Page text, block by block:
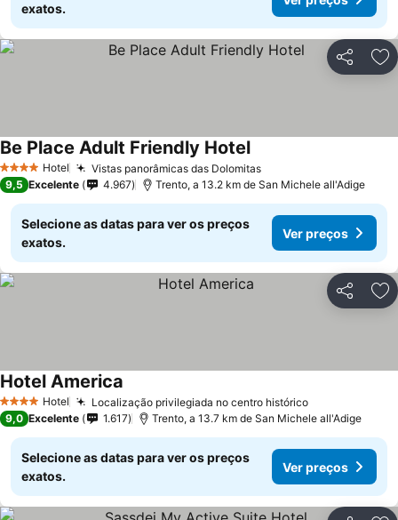
exatos.
Partilhar
4 EstrelasHotel Vistas panorâmicas das DolomitasVer preços
Be Place Adult Friendly HotelVer preços
9,5 Excelente 4.967 Trento, a 13.2 km de San Michele all'Adige
Selecione as datas para ver os preços
exatos.
Ver preços
Partilhar
4 EstrelasHotel Localização privilegiada no centro históricoVer preços
Hotel America
9,0 Excelente 1.617 Trento, a 13.7 km de San Michele all'Adige
Selecione as datas para ver os preços
exatos.
Ver preços